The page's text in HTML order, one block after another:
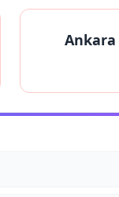
Ankara